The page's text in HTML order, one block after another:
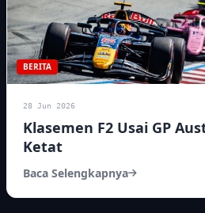
BERITA
28 Jun 2026
Klasemen F2 Usai GP
Ketat
Baca Selengkapnya